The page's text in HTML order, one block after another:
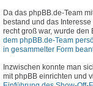
Da das phpBB.de-Team
bestand und das
recht groß war, wurde den
dem phpBB.de-Team
in gesammelter Form
Inzwischen konnte man
mit phpBB einrichten und